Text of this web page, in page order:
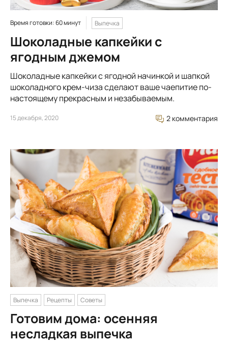
Время готовки: 60 минут Выпечка
Шоколадные капкейки с
ягодным джемом
Шоколадные капкейки с ягодной начинкой и шапкой
шоколадного крем-чиза сделают ваше чаепитие по-
настоящему прекрасным и незабываемым.
15 декабря, 2020 2 комментария
Выпечка Рецепты Советы
Готовим дома: осенняя
несладкая выпечка